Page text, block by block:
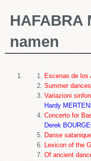
HAFABRA
namen
Escenas de los
Summer dances
Variazioni
Hardy
Concerto for
Derek
Danse
Lexicon of the
Of ancient